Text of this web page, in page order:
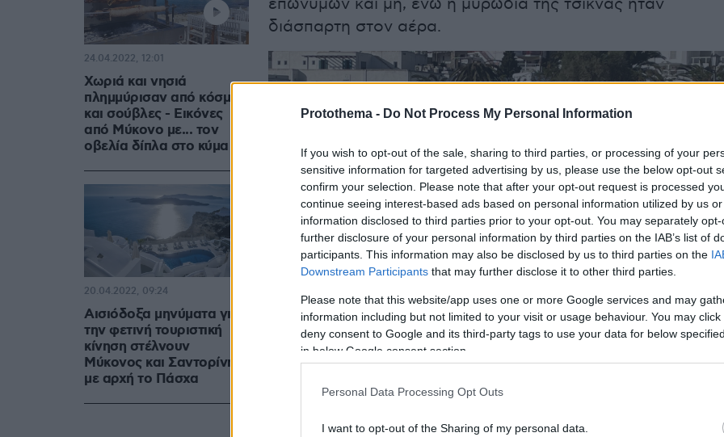
Protothema - Do Not Process My Personal Information
If you wish to opt-out of the sale, sharing to third parties, or processing of your
sensitive information for targeted advertising by us, please use the below opt-out
confirm your selection. Please note that after your opt-out request is processed
continue seeing interest-based ads based on personal information utilized by us
information disclosed to third parties prior to your opt-out. You may separately
further disclosure of your personal information by third parties on the IAB’s list of
participants. This information may also be disclosed by us to third parties on the
Downstream Participants that may further disclose it to other third parties.
Please note that this website/app uses one or more Google services and may
information including but not limited to your visit or usage behaviour. You may
deny consent to Google and its third-party tags to use your data for below
in below Google consent section.
Personal Data Processing Opt Outs
I want to opt-out of the Sharing of my personal data.
επωνύμων και μη, ενώ η μυρωδιά της τσίκνας ήταν
διάσπαρτη στον αέρα.
Χωριά και νησιά
πλημμύρισαν από κόσμο
και σούβλες - Εικόνες
από Μύκονο με... τον
οβελία δίπλα στο κύμα
24.04.2022, 12:01
Αισιόδοξα μηνύματα για
την φετινή τουριστική
κίνηση στέλνουν
Μύκονος και Σαντορίνη,
με αρχή το Πάσχα
20.04.2022, 09:24